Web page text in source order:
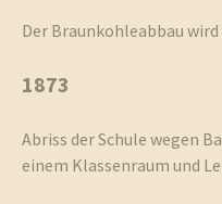
Der Braunkohleabbau
1873
Abriss der Schule wegen
einem Klassenraum und